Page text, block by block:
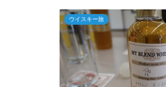
ウイスキー旅